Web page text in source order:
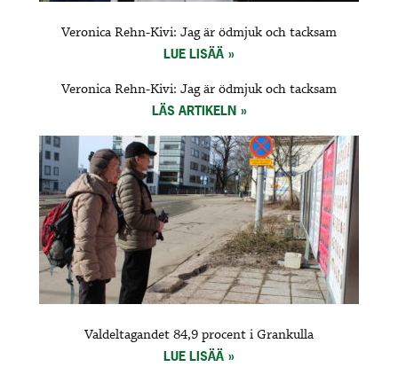
Veronica Rehn-Kivi: Jag är ödmjuk och tacksam
LUE LISÄÄ
Veronica Rehn-Kivi: Jag är ödmjuk och tacksam
LÄS ARTIKELN
Valdeltagandet 84,9 procent i Grankulla
LUE LISÄÄ